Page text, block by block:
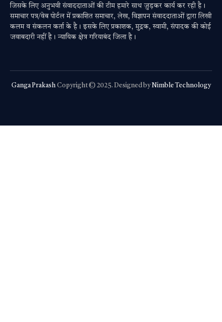
जिसके लिए अनुभवी संवाददाताओं की टीम हमारे साथ जुड़कर कार्य कर रही है।
समाचार पत्र/वेब पोर्टल में प्रकाशित समाचार, लेख, विज्ञापन संवाददाताओं द्वारा लिखी
कलम व संकलन कर्ता के है। इसके लिए प्रकाशक, मुद्रक, स्वामी, संपादक की कोई
जवाबदारी नहीं है। न्यायिक क्षेत्र गरियाबंद जिला है।
Ganga Prakash Copyright © 2025. Designed byNimble Technology